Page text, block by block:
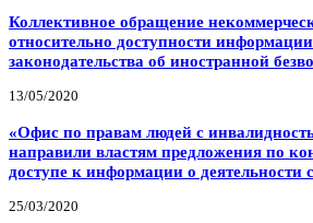
Коллективное обращение
относительно доступности
законодательства об иностранной
13/05/2020
«Офис по правам людей с
направили властям предложения по
доступе к информации о деятельности
25/03/2020